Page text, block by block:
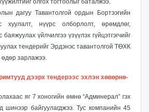
дагуу Тавантолгой ордын Бортээгийн
хуулалт, нүүрс олборлолт, өрөмдлөг,
баяжуулах үйлчилгээ үзүүлэх гүйцэтгэгчийг
тендерийг Эрдэнэс тавантолгой ТӨХК
зарлажээ.
дээрх тендерээс эхлэн хөвөрнө-
яг 7 хоногийн өмнө “Админерал” гэх
шинээр байгуулагджээ. Тус компанийн 45